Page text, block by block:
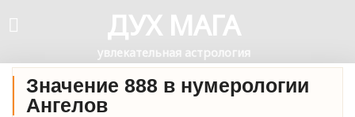
ДУХ МАГА
увлекательная астрология
Значение 888 в нумерологии
Ангелов